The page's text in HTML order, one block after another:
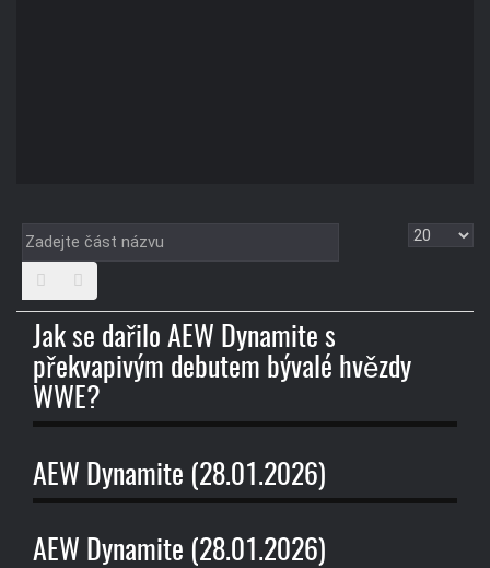
Zadejte
část
Zobrazit
Jak se dařilo AEW Dynamite s
překvapivým debutem bývalé hvězdy
WWE?
AEW Dynamite (28.01.2026)
AEW Dynamite (28.01.2026)